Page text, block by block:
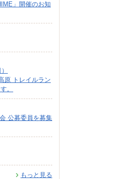
」開催のお知
原 トレイルラン
。
公募委員を募集
もっと見る